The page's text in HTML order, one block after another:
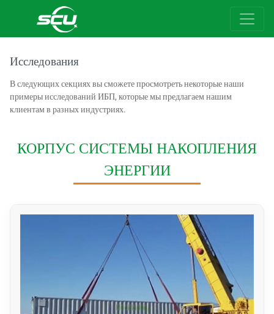
Исследования
В следующих секциях вы сможете просмотреть некоторые наши
примеры исследований ИБП, которые мы предлагаем нашим
клиентам в разных индустриях.
КОРПУС СИСТЕМЫ НАКОПЛЕНИЯ
ЭНЕРГИИ